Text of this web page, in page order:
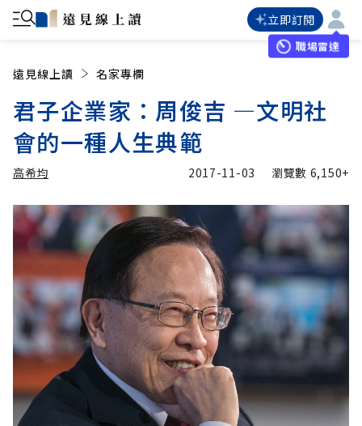
立即訂閱
職場雷達
遠見線上讀 名家專欄
君子企業家：周俊吉 —文明社
會的一種人生典範
高希均
高希均 加入追蹤
2017-11-03 瀏覽數 6,150+